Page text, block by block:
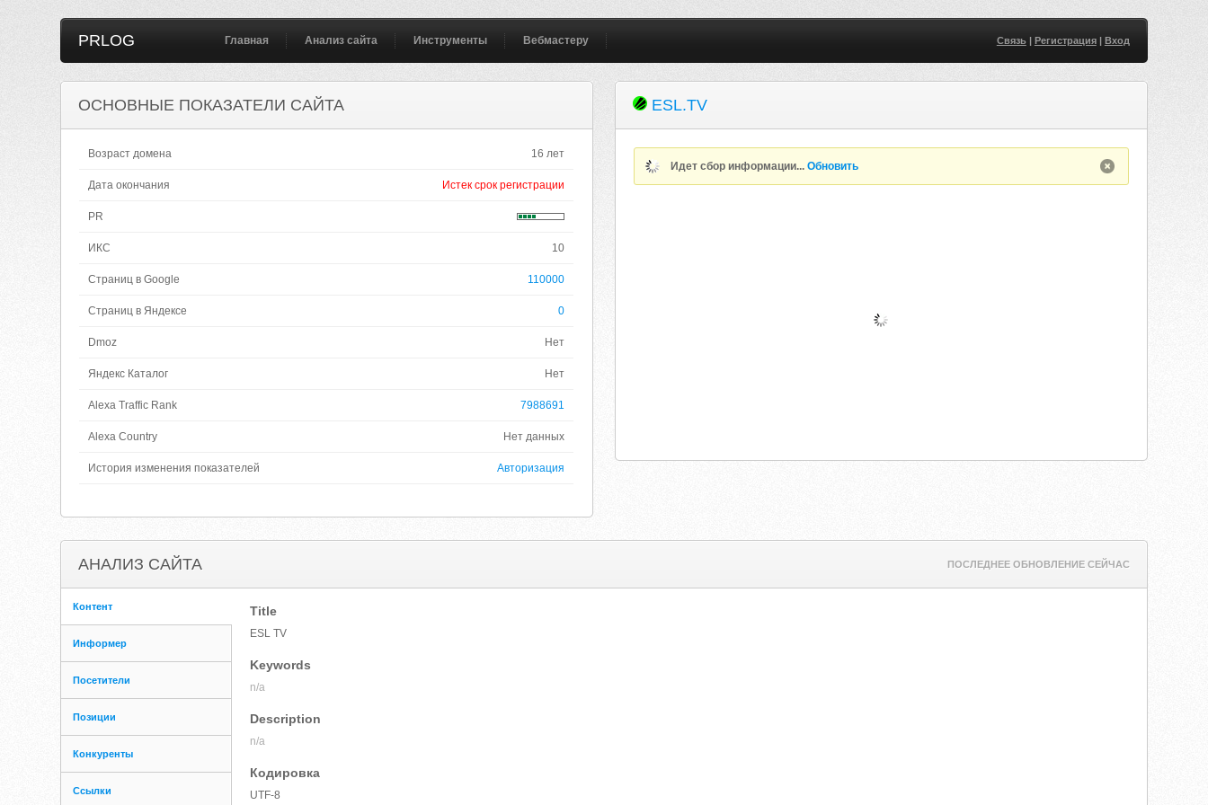
PRLOG Главная Анализ сайта Инструменты Вебмастеру Связь| Регистрация| Вход
ОСНОВНЫЕ ПОКАЗАТЕЛИ САЙТА
Возраст домена 16 лет
Дата окончания Истек срок регистрации
PR
ИКС 10
Страниц в Google 110000
Страниц в Яндексе 0
Dmoz Нет
Яндекс Каталог Нет
Alexa Traffic Rank 7988691
Alexa Country Нет данных
История изменения показателей Авторизация
ESL.TV
Идет сбор информации...Обновить
АНАЛИЗ САЙТА ПОСЛЕДНЕЕ ОБНОВЛЕНИЕ СЕЙЧАС
Контент
Информер
Посетители
Позиции
Конкуренты
Ссылки
Title
ESL TV
Keywords
n/a
Description
n/a
Кодировка
UTF-8